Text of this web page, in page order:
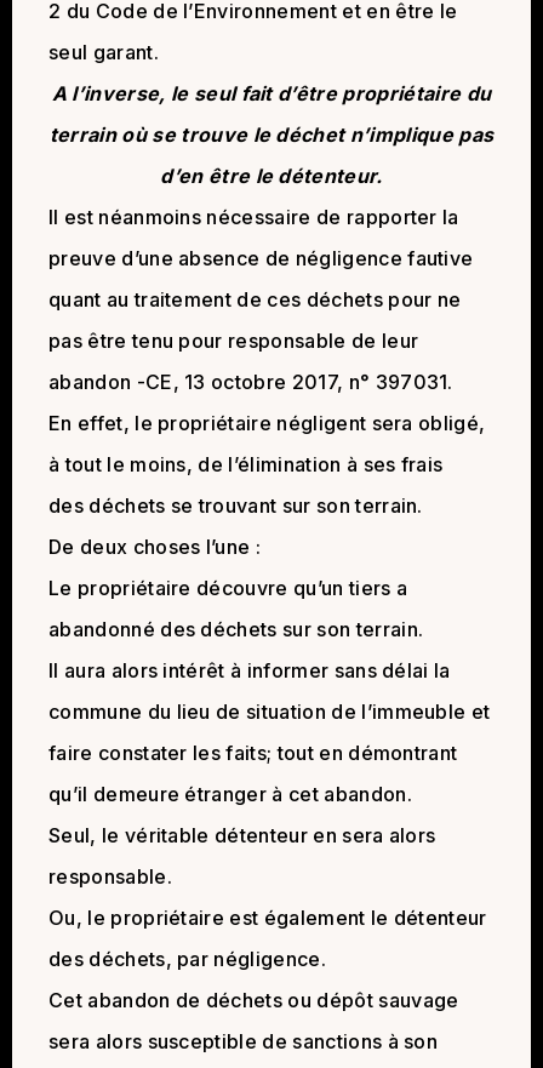
2 du Code de l’Environnement et en être le
seul garant.
A l’inverse, le seul fait d’être propriétaire du
terrain où se trouve le déchet n’implique pas
d’en être le détenteur.
Il est néanmoins nécessaire de rapporter la
preuve d’une absence de négligence fautive
quant au traitement de ces déchets pour ne
pas être tenu pour responsable de leur
abandon -CE, 13 octobre 2017, n° 397031.
En effet, le propriétaire négligent sera obligé,
à tout le moins, de l’élimination à ses frais
des déchets se trouvant sur son terrain.
De deux choses l’une :
Le propriétaire découvre qu’un tiers a
abandonné des déchets sur son terrain.
Il aura alors intérêt à informer sans délai la
commune du lieu de situation de l’immeuble et
faire constater les faits; tout en démontrant
qu’il demeure étranger à cet abandon.
Seul, le véritable détenteur en sera alors
responsable.
Ou, le propriétaire est également le détenteur
des déchets, par négligence.
Cet abandon de déchets ou dépôt sauvage
sera alors susceptible de sanctions à son